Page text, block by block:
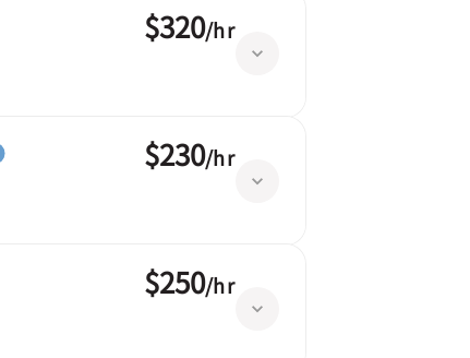
$320/hr
$230/hr
$250/hr